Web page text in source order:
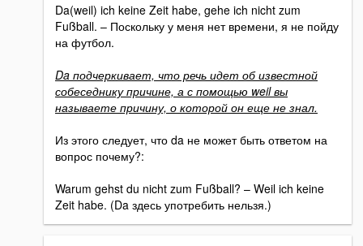
Da(weil) ich keine Zeit habe, gehe ich nicht zum
Fußball. – Поскольку у меня нет времени, я не пойду
на футбол.
Da подчеркивает, что речь идет об известной
собеседнику причине, а с помощью weil вы
называете причину, о которой он еще не знал.
Из этого следует, что da не может быть ответом на
вопрос почему?:
Warum gehst du nicht zum Fußball? – Weil ich keine
Zeit habe. (Da здесь употребить нельзя.)